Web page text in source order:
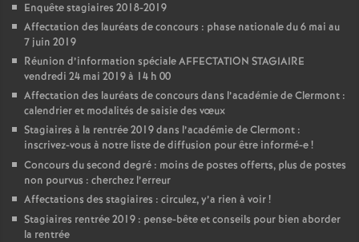
Enquête stagiaires 2018-2019
Affectation des lauréats de concours : phase nationale du 6 mai au
7 juin 2019
Réunion d’information spéciale AFFECTATION STAGIAIRE
vendredi 24 mai 2019 à 14 h 00
Affectation des lauréats de concours dans l’académie de Clermont :
calendrier et modalités de saisie des vœux
Stagiaires à la rentrée 2019 dans l’académie de Clermont :
inscrivez-vous à notre liste de diffusion pour être informé-e!
Concours du second degré : moins de postes offerts, plus de postes
non pourvus : cherchez l’erreur
Affectations des stagiaires : circulez, y’a rien à voir!
Stagiaires rentrée 2019 : pense-bête et conseils pour bien aborder
la rentrée